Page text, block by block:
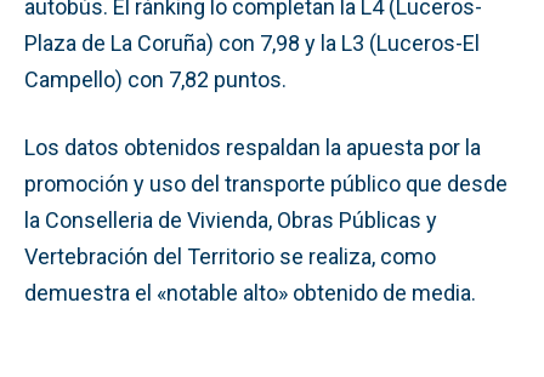
autobús. El ránking lo completan la L4 (Luceros-
Plaza de La Coruña) con 7,98 y la L3 (Luceros-El
Campello) con 7,82 puntos.
Los datos obtenidos respaldan la apuesta por la
promoción y uso del transporte público que desde
la Conselleria de Vivienda, Obras Públicas y
Vertebración del Territorio se realiza, como
demuestra el «notable alto» obtenido de media.